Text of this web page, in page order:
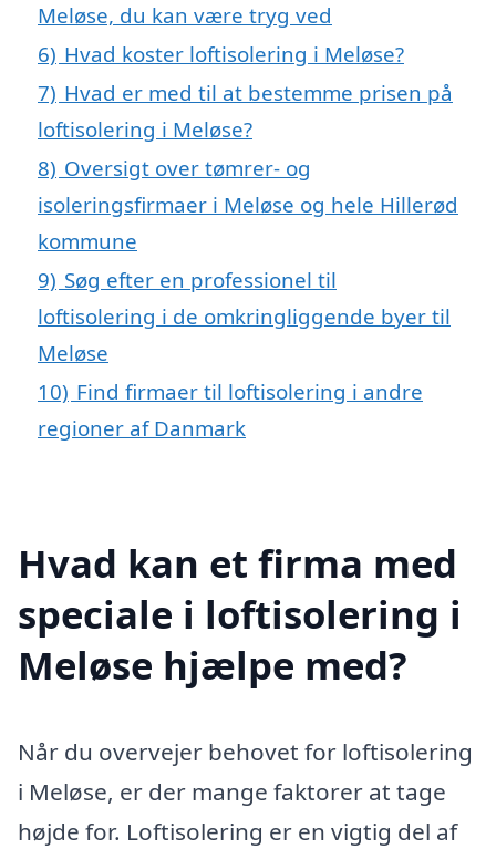
Meløse, du kan være tryg ved
6) Hvad koster loftisolering i Meløse?
7) Hvad er med til at bestemme prisen på
loftisolering i Meløse?
8) Oversigt over tømrer- og
isoleringsfirmaer i Meløse og hele Hillerød
kommune
9) Søg efter en professionel til
loftisolering i de omkringliggende byer til
Meløse
10) Find firmaer til loftisolering i andre
regioner af Danmark
Hvad kan et firma med
speciale i loftisolering i
Meløse hjælpe med?
Når du overvejer behovet for loftisolering
i Meløse, er der mange faktorer at tage
højde for. Loftisolering er en vigtig del af